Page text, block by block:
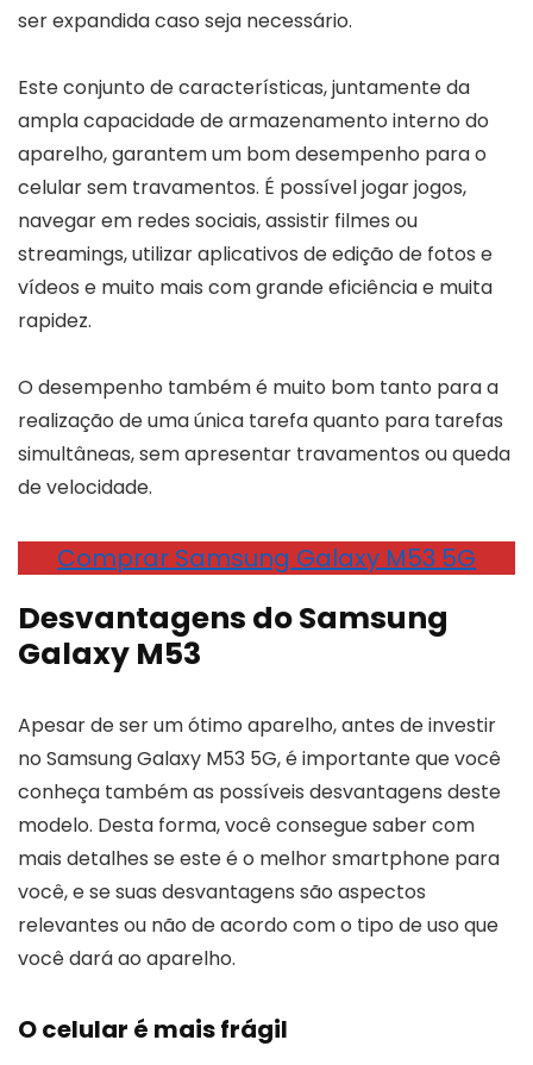
ser expandida caso seja necessário.
Este conjunto de características, juntamente da
ampla capacidade de armazenamento interno do
aparelho, garantem um bom desempenho para o
celular sem travamentos. É possível jogar jogos,
navegar em redes sociais, assistir filmes ou
streamings, utilizar aplicativos de edição de fotos e
vídeos e muito mais com grande eficiência e muita
rapidez.
O desempenho também é muito bom tanto para a
realização de uma única tarefa quanto para tarefas
simultâneas, sem apresentar travamentos ou queda
de velocidade.
Comprar Samsung Galaxy M53 5G
Desvantagens do Samsung
Galaxy M53
Apesar de ser um ótimo aparelho, antes de investir
no Samsung Galaxy M53 5G, é importante que você
conheça também as possíveis desvantagens deste
modelo. Desta forma, você consegue saber com
mais detalhes se este é o melhor smartphone para
você, e se suas desvantagens são aspectos
relevantes ou não de acordo com o tipo de uso que
você dará ao aparelho.
O celular é mais frágil